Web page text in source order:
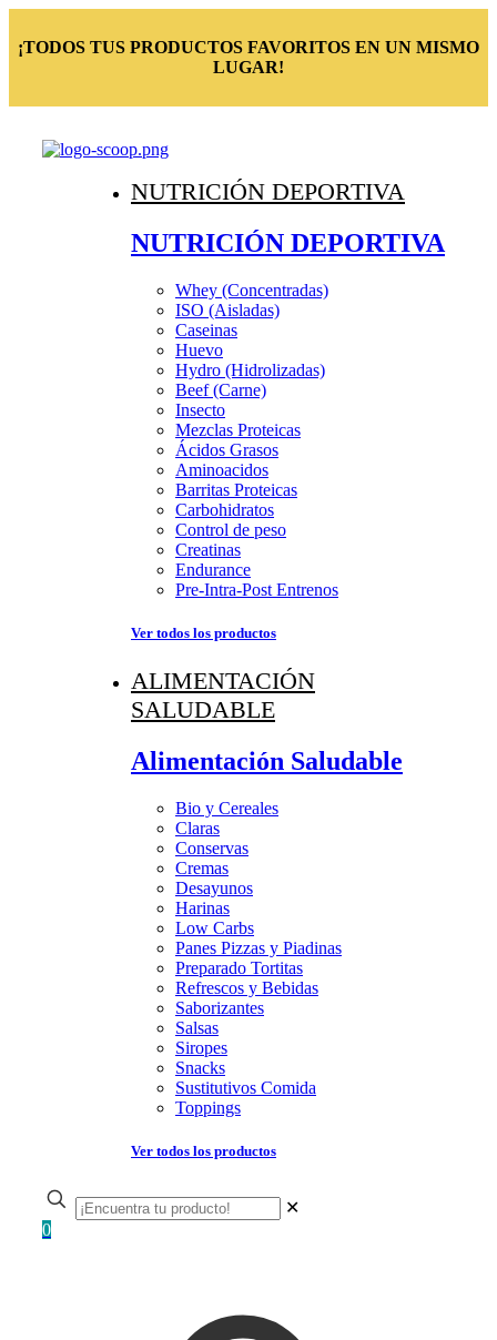
¡TODOS TUS PRODUCTOS FAVORITOS EN UN MISMO
LUGAR!
NUTRICIÓN DEPORTIVA
NUTRICIÓN DEPORTIVA
Whey (Concentradas)
ISO (Aisladas)
Caseinas
Huevo
Hydro (Hidrolizadas)
Beef (Carne)
Insecto
Mezclas Proteicas
Ácidos Grasos
Aminoacidos
Barritas Proteicas
Carbohidratos
Control de peso
Creatinas
Endurance
Pre-Intra-Post Entrenos
Ver todos los productos
ALIMENTACIÓN
SALUDABLE
Alimentación Saludable
Bio y Cereales
Claras
Conservas
Cremas
Desayunos
Harinas
Low Carbs
Panes Pizzas y Piadinas
Preparado Tortitas
Refrescos y Bebidas
Saborizantes
Salsas
Siropes
Snacks
Sustitutivos Comida
Toppings
Ver todos los productos
✕
0